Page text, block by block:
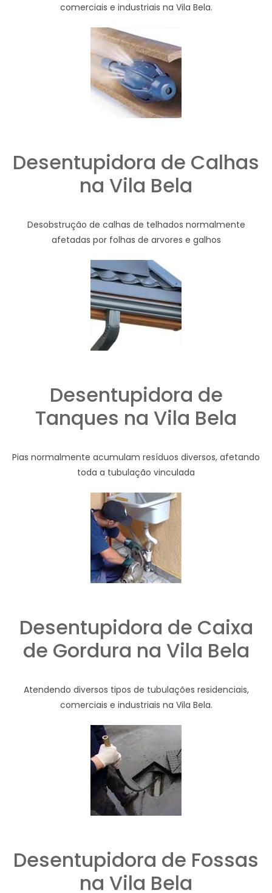
comerciais e industriais na Vila Bela.
Desentupidora de Calhas
na Vila Bela
Desobstrução de calhas de telhados normalmente
afetadas por folhas de arvores e galhos
Desentupidora de
Tanques na Vila Bela
Pias normalmente acumulam resíduos diversos, afetando
toda a tubulação vinculada
Desentupidora de Caixa
de Gordura na Vila Bela
Atendendo diversos tipos de tubulações residenciais,
comerciais e industriais na Vila Bela.
Desentupidora de Fossas
na Vila Bela